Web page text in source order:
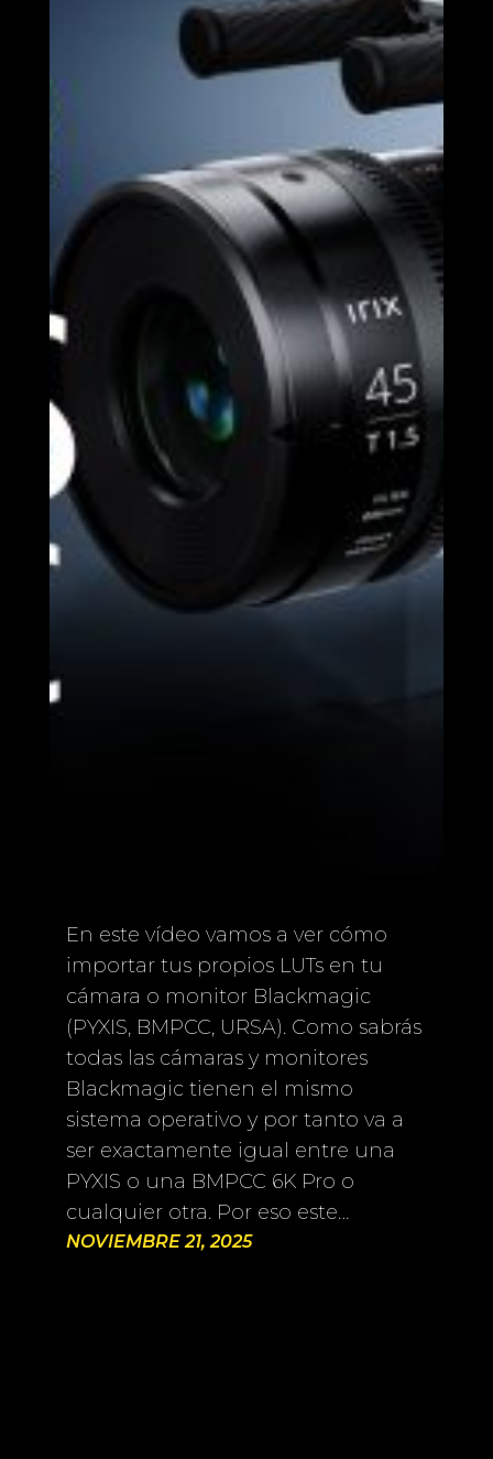
En este vídeo vamos a ver cómo
importar tus propios LUTs en tu
cámara o monitor Blackmagic
(PYXIS, BMPCC, URSA). Como sabrás
todas las cámaras y monitores
Blackmagic tienen el mismo
sistema operativo y por tanto va a
ser exactamente igual entre una
PYXIS o una BMPCC 6K Pro o
cualquier otra. Por eso este…
NOVIEMBRE 21, 2025